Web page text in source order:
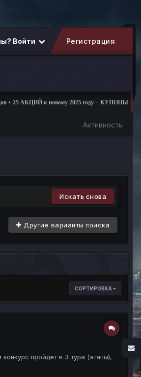
Войти Регистрация
+ 25 АКЦИЙ к новому 2025 году + КУПОНЫ +
Активность
Искать снова
Другие варианты поиска
СОРТИРОВКА
пройдет в 3 тура (этапы),